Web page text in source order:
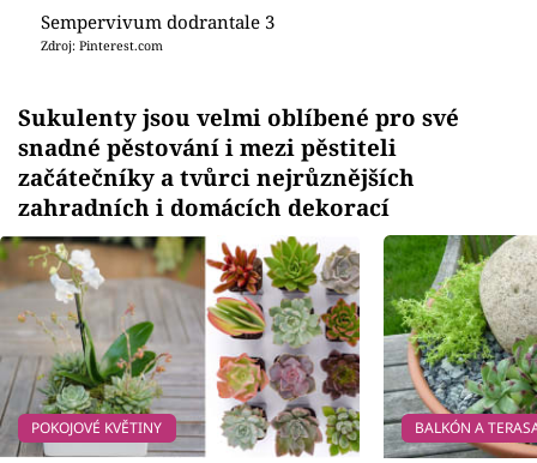
Sempervivum dodrantale 3
Zdroj: Pinterest.com
Sukulenty jsou velmi oblíbené pro své
snadné pěstování i mezi pěstiteli
začátečníky a tvůrci nejrůznějších
zahradních i domácích dekorací
POKOJOVÉ KVĚTINY BALKÓN A